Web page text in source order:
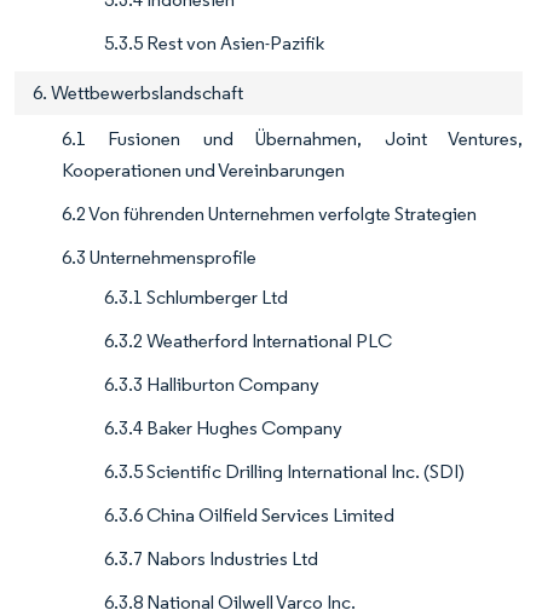
5.3.5 Rest von Asien-Pazifik
6. Wettbewerbslandschaft
6.1 Fusionen und Übernahmen, Joint Ventures,
Kooperationen und Vereinbarungen
6.2 Von führenden Unternehmen verfolgte Strategien
6.3 Unternehmensprofile
6.3.1 Schlumberger Ltd
6.3.2 Weatherford International PLC
6.3.3 Halliburton Company
6.3.4 Baker Hughes Company
6.3.5 Scientific Drilling International Inc. (SDI)
6.3.6 China Oilfield Services Limited
6.3.7 Nabors Industries Ltd
6.3.8 National Oilwell Varco Inc.